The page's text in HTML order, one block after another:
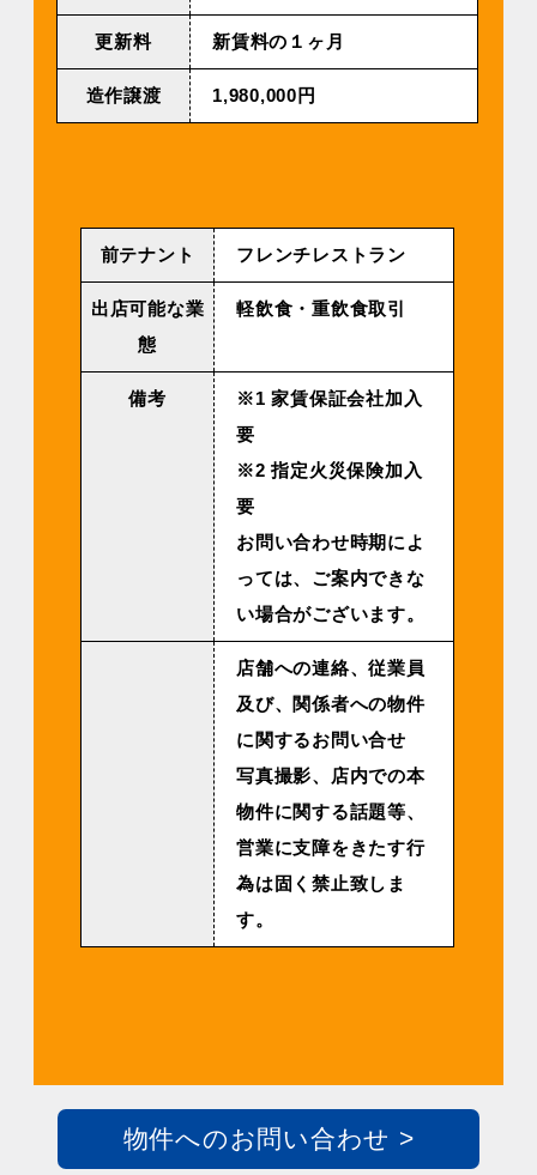
更新料 新賃料の１ヶ月
造作譲渡 1,980,000円
前テナント フレンチレストラン
出店可能な業
態
軽飲食・重飲食取引
備考
※1 家賃保証会社加入
要
※2 指定火災保険加入
要
お問い合わせ時期によ
っては、ご案内できな
い場合がございます。
店舗への連絡、従業員
及び、関係者への物件
に関するお問い合せ
写真撮影、店内での本
物件に関する話題等、
営業に支障をきたす行
為は固く禁止致しま
す。
物件へのお問い合わせ >